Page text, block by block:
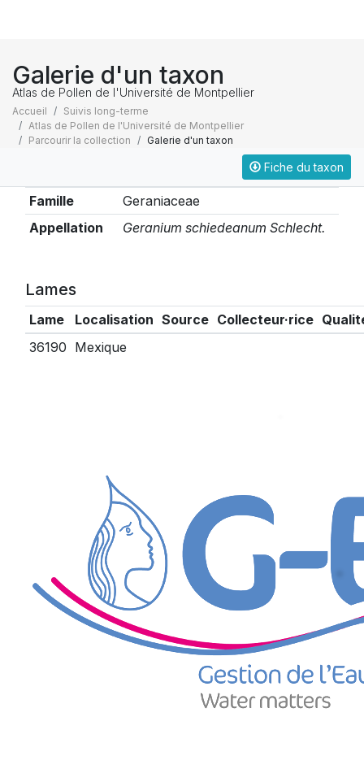
Galerie d'un taxon
Atlas de Pollen de l'Université de Montpellier
Accueil
Suivis long-terme
Atlas de Pollen de l'Université de Montpellier
Parcourir la collection
Galerie d'un taxon
Fiche du taxon
Famille
Geraniaceae
Appellation
Geranium schiedeanum Schlecht.
Lames
Lame Localisation Source Collecteur·rice
36190 Mexique